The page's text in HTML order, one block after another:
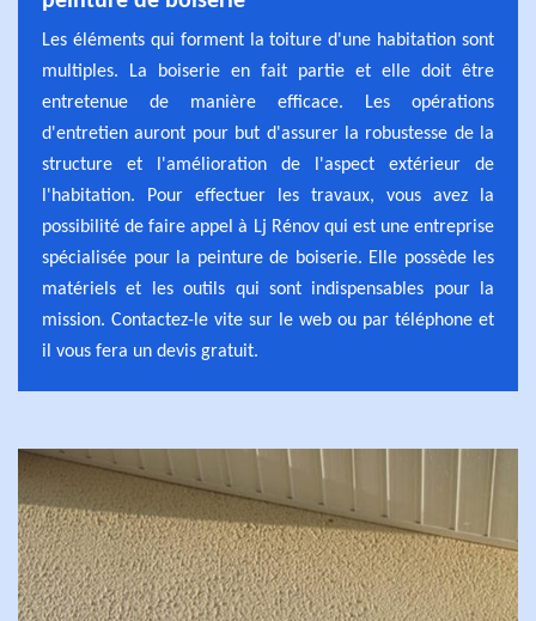
Les éléments qui forment la toiture d'une habitation sont
multiples. La boiserie en fait partie et elle doit être
entretenue de manière efficace. Les opérations
d'entretien auront pour but d'assurer la robustesse de la
structure et l'amélioration de l'aspect extérieur de
l'habitation. Pour effectuer les travaux, vous avez la
possibilité de faire appel à Lj Rénov qui est une entreprise
spécialisée pour la peinture de boiserie. Elle possède les
matériels et les outils qui sont indispensables pour la
mission. Contactez-le vite sur le web ou par téléphone et
il vous fera un devis gratuit.